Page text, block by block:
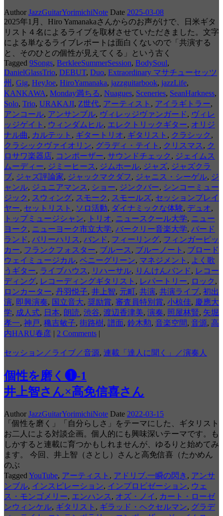
Author JazzGuitarYorimichiNote Date 2025-03-08
2025年1月、Hiro Yamanakaさんからのお声がけで、日米ギタ
リスト４名によるライブを取材させていただきました。文字
による単なるライブレポートは面白くないので「共演する
と、そのひとの個性が見えてくる」という古く
Tagged 9Songs, BerkleeSummerSession, BodySoul,
DanielGlassTrio, DEBUT, Duo, Extraordinary マサチューセッツ
州 , Gig, HeyJoe, HiroYamanaka, jazzguitarbook, jazzLife,
KANKAWA, Monday満ちる, Nuagues, Sceneries, SeanHarkness,
Solo, Trio, URAKAJI, Z世代, アーティスト , アイラギトラー,
アンコール, アンサンブル, ヴィレッジヴァンガード, ヴィレ
ッジゲイト , ウィンダムヒル, エレクトリックギター, オリジ
ナル曲, カルテット , ギタートリオ, ギタリスト , クラシック ,
クラシックヴァイオリン, グラディ・テイト , クリスマス , ク
ロサワ楽器店, コンポーザー, サウンドチェック , ジェイムス
ムーディー, ジミーヒース , ジムホール, ジャズ, ジャズクラ
ブ, ジャズ評論家, ジャックマクダフ, ジャニス・シーゲル, ジ
ャンル, ジュニアマンス , ショー, ジンクバー, シンコーミュー
ジック , スウィング, スモーク , スモールズ, セッションプレイ
ヤー, セットリスト , ソロ活動, ダイナミックな体験, デュオ,
トップミュージシャン, トリオ, ニュースクール大学, ニュー
ヨーク , ニューヨーク市立大学, バークリー音楽大学, バード
ランド, バリーハリス , バンド, フィーリング, フィンガーピッ
カー, フランクフォスター, ブルース , ブルーノート , ブロード
ウェイミュージカル, ベニーグリーン, マネジメント , よく歌
うギター, ライブハウス , リハーサル, りんけんバンド, レコー
ディング, レコーディングギタリスト , レパートリー, ロック ,
ロンカーター, 丹羽悦子, 井上智, 元町, 共演, 共演ライブ, 初出
演, 即興演奏, 国立音大, 奨励賞, 審査員特別賞, 小椋佳, 慶應大
学, 成人式, 日本, 朗読, 渋谷, 渡辺香津美, 演奏, 照屋林賢, 矢堀
孝一, 神戸, 穐吉敏子, 街路樹, 譜面, 鈴木勲, 音楽空間, 音源, 高
内HARU春彦 | 2 Comments |
セッション／ライブ／音源, 連載「達人に聞く」／演奏人
個性を磨く❶-1
井上智さん×高免信喜さん
Author JazzGuitarYorimichiNote Date 2022-03-15
「個性を磨く」「自分らしさ」をテーマにした、ギタリスト
お二人による対談企画。個人的にも興味深いテーマです。も
しかすると連載に育つかもしれませんが、ゆるりと始めてみ
ます。 今回、井上智（さとし）さんと高免信喜（たかめん
のぶ
Tagged YouTube, アーティスト , アドリブ.一瞬の閃き , アンサ
ンブル, インスピレーション, インプロビゼーション, ウェ
ス・モンゴメリー, エンハンス , オズ・ノイ , カート・ローゼ
ンウィンケル, ギタリスト , ギラッド・ヘクセルマン, グラデ